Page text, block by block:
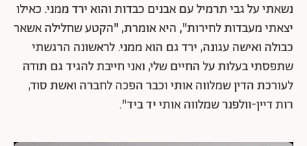
נשאתי על גבי תרמיל עם אבנים כבדות והוא ירד ממני. כאילו
יצאתי מעבדות לחירות", היא אומרת, "הקטע שחלילה אשאר
כבולה ואישה עגונה, ירד גם הוא ממני. לראשונה הרגשתי
שתפסתי בעלות על החיים שלי, ואני חייבת להגיד גם תודה
לעורכת הדין שמלווה אותי וכבר הפכה לחברה ואשת סוד,
רות דיין-וולפנר שמלווה אותי יד ביד".